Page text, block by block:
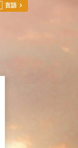
言語